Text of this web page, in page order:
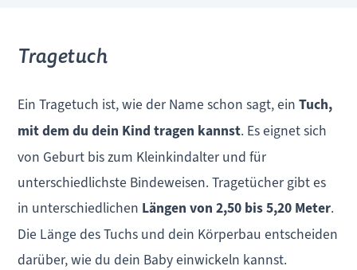
Tragetuch
Ein Tragetuch ist, wie der Name schon sagt, einTuch,
mit dem du dein Kind tragen kannst. Es eignet sich
von Geburt bis zum Kleinkindalter und für
unterschiedlichste Bindeweisen. Tragetücher gibt es
in unterschiedlichen Längen von 2,50 bis 5,20 Meter.
Die Länge des Tuchs und dein Körperbau entscheiden
darüber, wie du dein Baby einwickeln kannst.